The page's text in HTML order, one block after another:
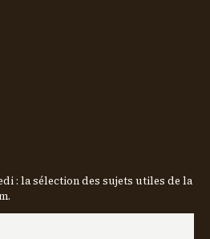
: la sélection des sujets utiles de la